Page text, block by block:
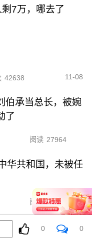
7万，哪去了
42638 11-08
伯承当总长，被婉
了
阅读 27964
华共和国，未被任
阅读 36588
席，若苏联进攻中
办
0 0